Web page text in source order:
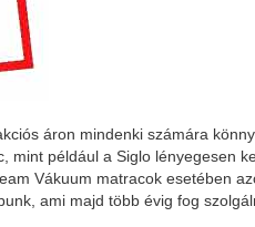
áron mindenki számára
például a Siglo lényegesen
Vákuum matracok esetében
ami majd több évig fog